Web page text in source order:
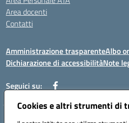
Cookies e altri strumenti di
Area docenti
Contatti
Amministrazione trasparenteAlbo
Dichiarazione di accessibilitàNote
Seguici su:
Indirizzo: VIA BRECCIAME, 46 - 81024